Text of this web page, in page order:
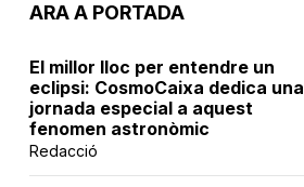
ARA A PORTADA
El millor lloc per entendre un
eclipsi: CosmoCaixa dedica una
jornada especial a aquest
fenomen astronòmic
Redacció